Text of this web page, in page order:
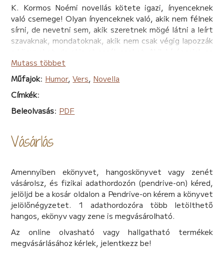
K. Kormos Noémi novellás kötete igazi, ínyenceknek
való csemege! Olyan ínyenceknek való, akik nem félnek
sírni, de nevetni sem, akik szeretnek mögé látni a leírt
szavaknak, mondatoknak, akik nem csak végig lapozzák
emberre, aki azt papírra vetette. Noémi kitárja a lelkét
felénk, olvasók felé! Megmutatja sok-sok arcát,
lelkének rezdülését, humorát, elragadó kreativitását,
pajkosságát, játékosságát, irigylésre méltó szókincsét.
Most is, mint mindig, csak ADNI akar. Számomra ettől
olyan különleges e könyv, csakúgy, mint az írója!
Szeretem K. Kormos Noémi írásait, nevezze azokat
lenyomatai. Hol humorosak, hol szomorúak, hol pedig
elgondolkodtatók, de mindig megérintenek: a
szívemet, a lelkemet, az eszemet, pont úgy, mint maga
az élet.
Egy olvasó
Noémi novelláskötete tele van meglepetéssel és
izgalommal. Aki ismeri az írónőt, az tudja, hogy a humor
a lételeme, de itt megmutatja az érzelmes oldalát is,
Mutass többet
Műfajok: Humor,Vers, Novella
Címkék:
Beleolvasás: PDF
Vásárlás
Amennyiben ekönyvet, hangoskönyvet vagy zenét
vásárolsz, és fizikai adathordozón (pendrive-on) kéred,
jelöljd be a kosár oldalon a Pendrive-on kérem a könyvet
jelölőnégyzetet. 1 adathordozóra több letölthető
hangos, ekönyv vagy zene is megvásárolható.
Az online olvasható vagy hallgatható termékek
megvásárlásához kérlek, jelentkezz be!